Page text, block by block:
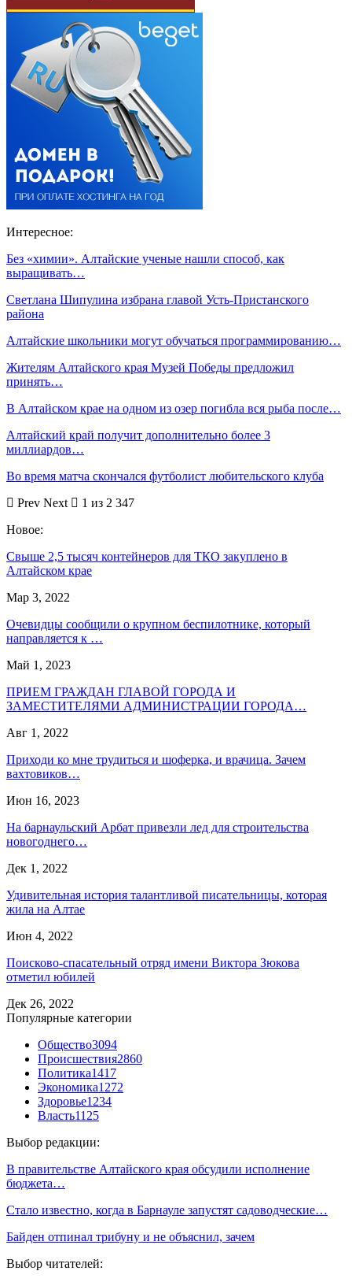
Интересное:
Без «химии». Алтайские ученые нашли способ, как
выращивать…
Светлана Шипулина избрана главой Усть-Пристанского
района
Алтайские школьники могут обучаться программированию…
Жителям Алтайского края Музей Победы предложил
принять…
В Алтайском крае на одном из озер погибла вся рыба после…
Алтайский край получит дополнительно более 3
миллиардов…
Во время матча скончался футболист любительского клуба
Prev Next
1 из 2 347
Новое:
Свыше 2,5 тысяч контейнеров для ТКО закуплено в
Алтайском крае
Мар 3, 2022
Очевидцы сообщили о крупном беспилотнике, который
направляется к …
Май 1, 2023
ПРИЕМ ГРАЖДАН ГЛАВОЙ ГОРОДА И
ЗАМЕСТИТЕЛЯМИ АДМИНИСТРАЦИИ ГОРОДА…
Авг 1, 2022
Приходи ко мне трудиться и шоферка, и врачица. Зачем
вахтовиков…
Июн 16, 2023
На барнаульский Арбат привезли лед для строительства
новогоднего…
Дек 1, 2022
Удивительная история талантливой писательницы, которая
жила на Алтае
Июн 4, 2022
Поисково-спасательный отряд имени Виктора Зюкова
отметил юбилей
Дек 26, 2022
Популярные категории
Общество3094
Происшествия2860
Политика1417
Экономика1272
Здоровье1234
Власть1125
Выбор редакции:
В правительстве Алтайского края обсудили исполнение
бюджета…
Стало известно, когда в Барнауле запустят садоводческие…
Байден отпинал трибуну и не объяснил, зачем
Выбор читателей: